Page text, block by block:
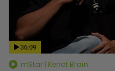
36:09
mStar | Kenot Brain